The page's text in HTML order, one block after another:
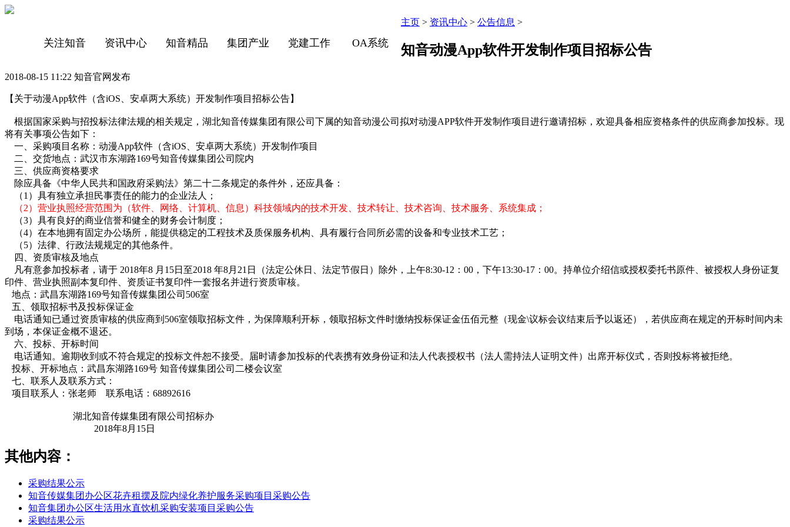
关注知音 资讯中心 知音精品 集团产业 党建工作 OA系统
主页 > 资讯中心 > 公告信息 >
知音动漫App软件开发制作项目招标公告
2018-08-15 11:22 知音官网发布
【关于动漫App软件（含iOS、安卓两大系统）开发制作项目招标公告】
根据国家采购与招投标法律法规的相关规定，湖北知音传媒集团有限公司下属的知音动漫公司拟对动漫APP软件开发制作项目进行邀请招标，欢迎具备相应资格条件的供应商参加投标。现
将有关事项公告如下：
一、采购项目名称：动漫App软件（含iOS、安卓两大系统）开发制作项目
二、交货地点：武汉市东湖路169号知音传媒集团公司院内
三、供应商资格要求
除应具备《中华人民共和国政府采购法》第二十二条规定的条件外，还应具备：
（1）具有独立承担民事责任的能力的企业法人；
（2）营业执照经营范围为（软件、网络、计算机、信息）科技领域内的技术开发、技术转让、技术咨询、技术服务、系统集成；
（3）具有良好的商业信誉和健全的财务会计制度；
（4）在本地拥有固定办公场所，能提供稳定的工程技术及质保服务机构、具有履行合同所必需的设备和专业技术工艺；
（5）法律、行政法规规定的其他条件。
四、资质审核及地点
凡有意参加投标者，请于 2018年8 月15日至2018 年8月21日（法定公休日、法定节假日）除外，上午8:30-12：00，下午13:30-17：00。持单位介绍信或授权委托书原件、被授权人身份证复
印件、营业执照副本复印件、资质证书复印件一套报名并进行资质审核。
地点：武昌东湖路169号知音传媒集团公司506室
五、领取招标书及投标保证金
电话通知已通过资质审核的供应商到506室领取招标文件，为保障顺利开标，领取招标文件时缴纳投标保证金伍佰元整（现金\议标会议结束后予以返还），若供应商在规定的开标时间内未
到场，本保证金概不退还。
六、投标、开标时间
电话通知。逾期收到或不符合规定的投标文件恕不接受。届时请参加投标的代表携有效身份证和法人代表授权书（法人需持法人证明文件）出席开标仪式，否则投标将被拒绝。
投标、开标地点：武昌东湖路169号 知音传媒集团公司二楼会议室
七、联系人及联系方式：
项目联系人：张老师 联系电话：68892616
湖北知音传媒集团有限公司招标办
2018年8月15日
其他内容：
采购结果公示
知音传媒集团办公区花卉租摆及院内绿化养护服务采购项目采购公告
知音集团办公区生活用水直饮机采购安装项目采购公告
采购结果公示